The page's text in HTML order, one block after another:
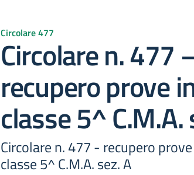
Circolare 477
Circolare n. 477
recupero prove
classe 5^ C.M.A.
Circolare n. 477 - recupero
classe 5^ C.M.A. sez. A